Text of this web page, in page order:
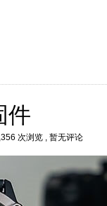
件
次浏览 , 暂无评论